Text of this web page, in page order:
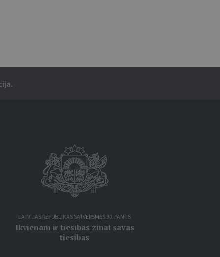
LATVIJAS REPUBLIKAS SATVERSMES 90. PANTS
Ikvienam ir tiesības zināt savas
tiesības